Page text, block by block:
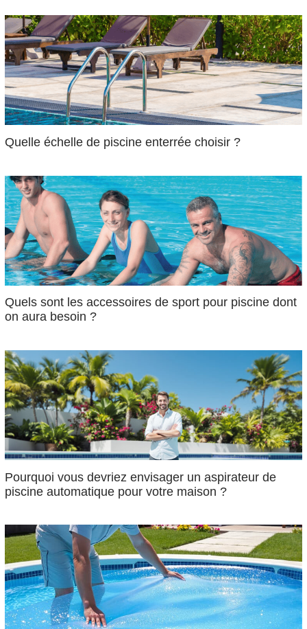
Quelle échelle de piscine enterrée choisir ?
Quels sont les accessoires de sport pour piscine dont
on aura besoin ?
Pourquoi vous devriez envisager un aspirateur de
piscine automatique pour votre maison ?